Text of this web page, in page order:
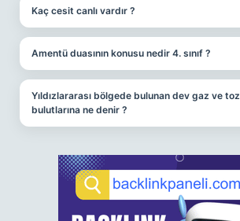
Kaç cesit canlı vardır ?
Amentü duasının konusu nedir 4. sınıf ?
Yıldızlararası bölgede bulunan dev gaz ve toz
bulutlarına ne denir ?